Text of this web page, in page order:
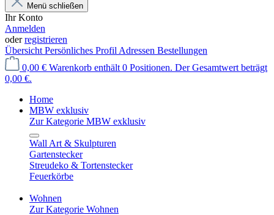
Menü schließen
Ihr Konto
Anmelden
oderregistrieren
Übersicht Persönliches Profil Adressen Bestellungen
0,00 € Warenkorb enthält 0 Positionen. Der Gesamtwert beträgt
0,00 €.
Home
MBW exklusiv
Zur Kategorie MBW exklusiv
Wall Art & Skulpturen
Gartenstecker
Streudeko & Tortenstecker
Feuerkörbe
Wohnen
Zur Kategorie Wohnen